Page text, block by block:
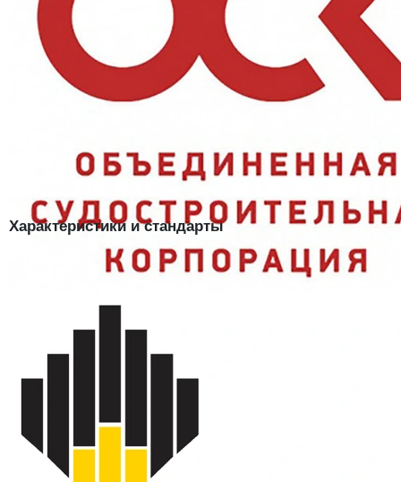
Приятная расцветка:
васильковый цвет визуально мягче
классического тёмно-синего;
Не промокает:
класс Ву и водоотталкивающая пропитка
защищают от влаги;
Защита от загрязнений:класс З актуален для
сертифицированных моделей;
Круглогодичное использование:подходит для лета,
Характеристики и стандарты
Жилет СТАНДАРТ
Сезон